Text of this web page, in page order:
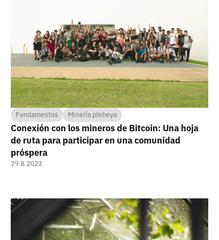
Fundamentos Minería plebeya
Conexión con los mineros de Bitcoin: Una hoja
de ruta para participar en una comunidad
próspera
29.8.2023